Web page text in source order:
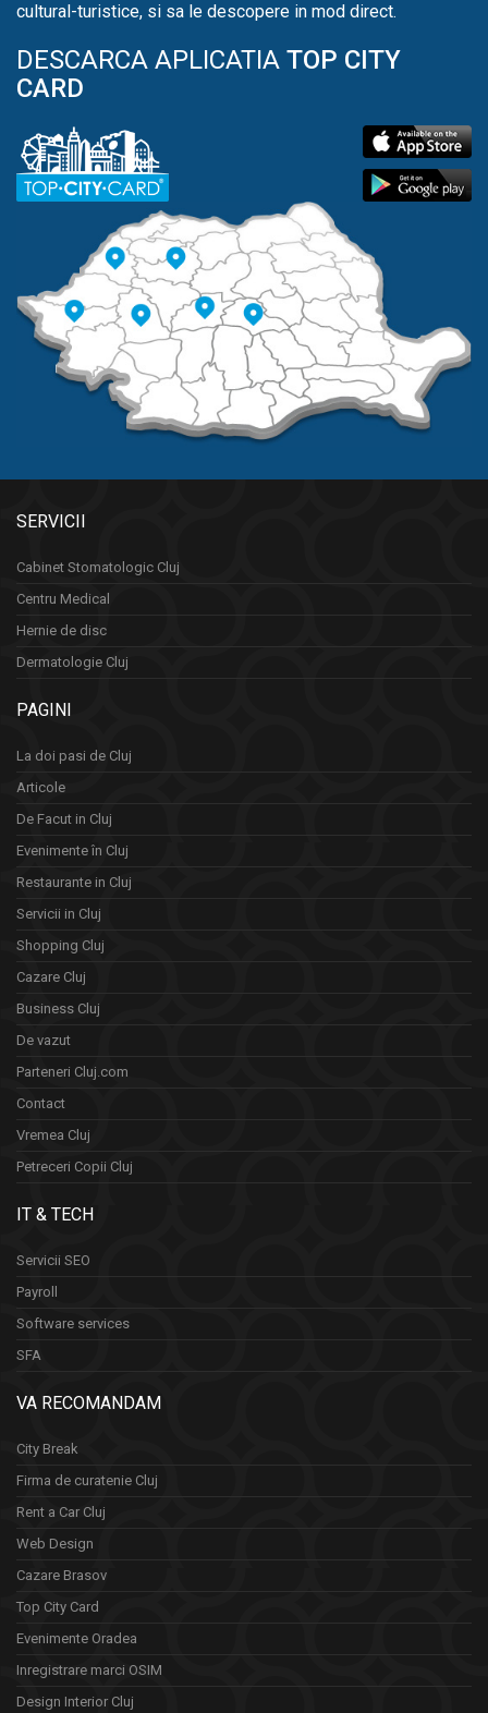
cultural-turistice, si sa le descopere in mod direct.
DESCARCA APLICATIA TOP CITY
CARD
SERVICII
Cabinet Stomatologic Cluj
Centru Medical
Hernie de disc
Dermatologie Cluj
PAGINI
La doi pasi de Cluj
Articole
De Facut in Cluj
Evenimente în Cluj
Restaurante in Cluj
Servicii in Cluj
Shopping Cluj
Cazare Cluj
Business Cluj
De vazut
Parteneri Cluj.com
Contact
Vremea Cluj
Petreceri Copii Cluj
IT & TECH
Servicii SEO
Payroll
Software services
SFA
VA RECOMANDAM
City Break
Firma de curatenie Cluj
Rent a Car Cluj
Web Design
Cazare Brasov
Top City Card
Evenimente Oradea
Inregistrare marci OSIM
Design Interior Cluj